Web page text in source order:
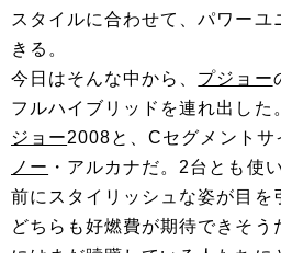
スタイルに合わせて、パワー
きる。
今日はそんな中から、 プジョー
フルハイブリッドを連れ出した
ジョー2008と、Cセグメントサ
ノー ・アルカナだ。2台とも使
前にスタイリッシュな姿が目を
どちらも好燃費が期待できそう